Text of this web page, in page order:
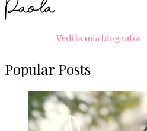
Vedi la mia biografia
Popular Posts